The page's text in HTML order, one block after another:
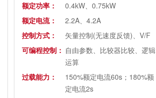
额定功率：
0.4kW、0.75kW
额定电流：
2.2A、4.2A
控制方式：
矢量控制(无速度反馈)、V/F
可编程控制： 自由参数、比较器比较、逻辑
运算
过载能力：
150%额定电流60s；180%额
定电流2s